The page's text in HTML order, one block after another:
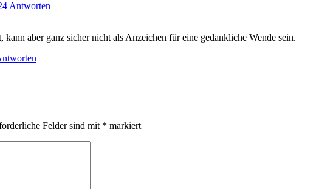
Antworten
kann aber ganz sicher nicht als Anzeichen für eine gedankliche Wende sein.
Felder sind mit * markiert